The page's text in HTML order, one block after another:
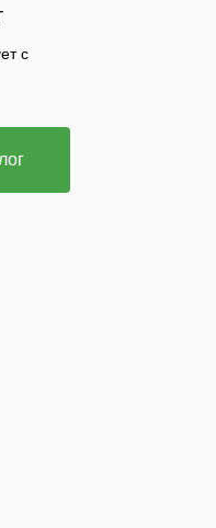
с